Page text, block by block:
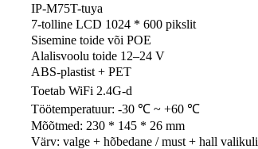
IP-M75T-tuya
7-tolline LCD 1024 * 600 pikslit
Sisemine toide või POE
Alalisvoolu toide 12–24 V
ABS-plastist + PET
Toetab WiFi 2.4G-d
Töötemperatuur: -30 ℃ ~ +60 ℃
Mõõtmed: 230 * 145 * 26 mm
Värv: valge + hõbedane / must + hall